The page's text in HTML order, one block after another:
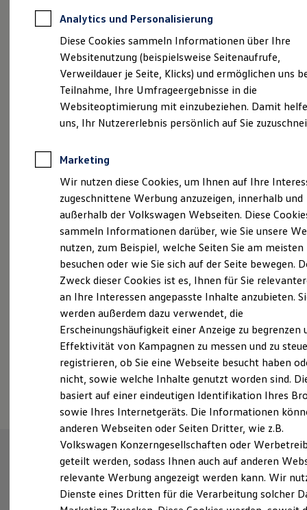
Autokredit mit Schlussrate
Versicherungen und Garantien
Kfz-Versicherung
Restschuldversicherungen
Garantien
Wartungsverträge
Geschäftskunden
Professional Class bei Volkswagen
Großkunden
Behörden
Anpfiff zum Gewinn
Elektroautos
ID. Tutorials
Elektrofahrzeugkonzepte
Reichweite
Reichweite der ID. Modelle
Reichweite im Winter
Laden
Laden unterwegs
Laden Zuhause
Ladezeitensimulator
Batterie
Sicherheit
Garantie und Lebensdauer
Nachhaltigkeit
Technologie
Kosten und Kauf
Verbrauchskosten
Kaufoptionen
E-Auto-Förderung
Software und Konnektivität
Die ID. Software 6
ID. Software Versionen und Updates
Digitale Extras
Schnittstellen zu Ihrem ID.
Probefahrt vereinbaren
Fahrzeugangebot anfordern
Serviceanfrage stellen
Analytics und Personalisierung
Diese Cookies sammeln Informationen über Ihre
Websitenutzung (beispielsweise Seitenaufrufe,
Verweildauer je Seite, Klicks) und ermöglichen uns
Teilnahme, Ihre Umfrageergebnisse in die
Websiteoptimierung mit einzubeziehen. Damit
uns, Ihr Nutzererlebnis persönlich auf Sie
Marketing
Wir nutzen diese Cookies, um Ihnen auf Ihre
zugeschnittene Werbung anzuzeigen, innerhalb und
außerhalb der Volkswagen Webseiten. Diese
sammeln Informationen darüber, wie Sie unsere
nutzen, zum Beispiel, welche Seiten Sie am meisten
besuchen oder wie Sie sich auf der Seite bewegen.
Zweck dieser Cookies ist es, Ihnen für Sie
an Ihre Interessen angepasste Inhalte anzubieten.
werden außerdem dazu verwendet, die
Erscheinungshäufigkeit einer Anzeige zu begrenzen
Effektivität von Kampagnen zu messen und zu
registrieren, ob Sie eine Webseite besucht haben
nicht, sowie welche Inhalte genutzt worden sind.
basiert auf einer eindeutigen Identifikation Ihres
sowie Ihres Internetgeräts. Die Informationen
anderen Webseiten oder Seiten Dritter, wie z.B.
Volkswagen Konzerngesellschaften oder
geteilt werden, sodass Ihnen auch auf anderen
relevante Werbung angezeigt werden kann. Wir
Dienste eines Dritten für die Verarbeitung solcher